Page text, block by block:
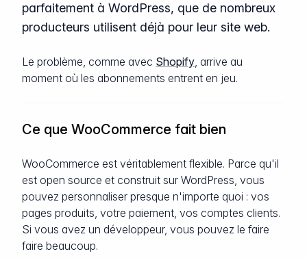
parfaitement à WordPress, que de nombreux
producteurs utilisent déjà pour leur site web.
Le problème, comme avec Shopify, arrive au
moment où les abonnements entrent en jeu.
Ce que WooCommerce fait bien
WooCommerce est véritablement flexible. Parce qu'il
est open source et construit sur WordPress, vous
pouvez personnaliser presque n'importe quoi : vos
pages produits, votre paiement, vos comptes clients.
Si vous avez un développeur, vous pouvez le faire
faire beaucoup.